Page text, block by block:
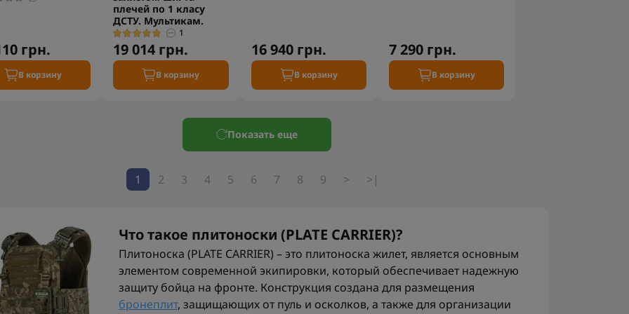
грн.
В корзину
плечей по 1 класу
ДСТУ. Мультикам.
1
19 014 грн.
В корзину
16 940 грн.
В корзину
7 290 грн.
В корзину
Показать еще
1 2 3 4 5 6 7 8 9 > >|
Что такое плитоноски (PLATE CARRIER)?
Плитоноска (PLATE CARRIER) – это плитоноска жилет, является основным
элементом современной экипировки, который обеспечивает надежную
защиту бойца на фронте. Конструкция создана для размещения
бронеплит, защищающих от пуль и осколков, а также для организации